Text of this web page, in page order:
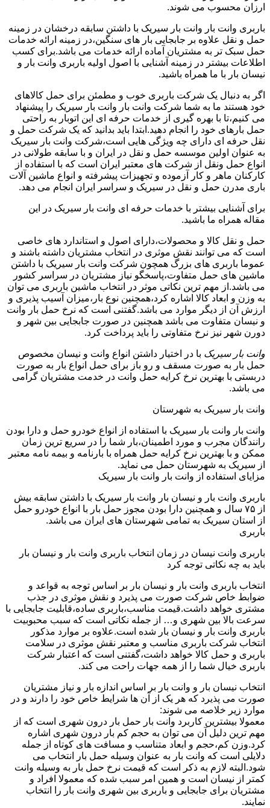
ارزان محسوب می شوند.
باربری وانت بار وانت بار سیریک با داشتن سابقه درخشان در زمینه
حمل و نقل علاوه بر جابجایی بار های سنگین،در زمینه ارائه خدمات
حمل سبک تر به مشتریان آماده ارائه خدمات می باشد.برای کسب
اطلاعات بیشتر در زمینه آشنایی با اصول اولیه باربری وانت بار و
نیسان بار با ما همراه باشید.
اگر به دنبال یک شرکت باربری خوب و مطمئن برای حمل کالاهای
خود هستند ما به شما شرکت وانت بار وانت بار سیریک را پیشنهاد
می کنیم،تا با بهره گیری از خدمات حرفه ای این اتوبار به راحتی
حمل بارهای خود را انجام دهید.ابتدا باید بدانید که یک شرکت حمل و
نقل حرفه ای دارای چه ویژگی هایی است،شرکت وانت بار سیریک
به عنوان اولین موسسه حمل و نقل در ایران و با سابقه طولانی در
انواع حمل ونقل از شرکت های معتبر ایران است که با استفاده از
کارکنان ماهر و کار آزموده و تجهیزات پیشرفته و انواع ماشین آلات
باری مدرن حمل و نقل در سیریک و سراسر ایران انجام می دهد.
برای آشنایی بیشتر با خدمات حرفه ای وانت بار سیریک در این
مقاله همراه ما باشید.
حمل و نقل کالا و محصولات،دارای اصول و استاندارد های خاصی
است که می توانند نقش موثری در انتخاب مشتریان داشته باشند و
عموما باربری های بزرگ همچون شرکت وانت بار سیریک با داشتن
ماشین های حمل متفاوت،پاسخگو نیاز مشتریان در سراسر کشور
می باشد.از مهم ترین نکاتی موثر در انتخاب ماشین باربری می توان
به وزن و ابعاد کالا اشاره کرد،همچنین نوع بار،میزان آسیب پذیری و
ارزش آن از دیگر موارد می باشد.گفتنی است که نرخ حمل بار وانت
و نیسان متفاوت می باشد همچنین در صورت جابجایی بین شهر و
دورن شهر نیز نرخ متفاوتی را باید پرداخت کرد.
وانت بار سیریک با در اختیار داشتن انواع وانت و نیسان مخصوص
حمل بار به صورت مسقف و رو باز برای حمل انواع بار به صورت
دربستی با بهترین نرخ کرایه حمل وانت در خدمت مشتریان گرامی
می باشد.
وانت بار سیریک به شهرستان
وانت بار وانت بار سیریک با استفاده از انواع خودرو حمل و دارا بودن
رانندگان مجرب و مورد اطمینان،بار شما را در سریع ترین زمان
ممکن و با بهترین نرخ کرایه حمل همراه با بارنامه و بیمه نامه معتبر
از سیریک به شهرستان حمل می نماید.
مزایای استفاده از وانت بار وانت بار سیریک
باربری وانت بار و نیسان بار وانت بار سیریک با داشتن سابقه بیش
از ۷۵ سال و همچنین دارا بودن مجوز حمل بار با انواع خودرو حمل
از استان سیریک به تمامی شهرستان های ایران می باشد.
باربری
باربری وانت نیسان در زمان انتخاب باربری وانت بار و نیسان بار
باید به چه نکاتی توجه کرد
انتخاب باربری وانت بار و نیسان بار بر اساس توجه به قواعد و
ضوابط خاص شرکت صورت می پذیرد و نقش موثری در جذب
مشتری خواهد داشت.قیمت مناسب،باربری ساده،قابلیت جابجایی با
سرعت بالا بین شهری و… از جمله نکاتی است که سبب محبوبیت
باربری وانت بار و نیسان بار شده است.علاوه بر موارد مذکور
انتخاب شرکت باربری مناسب و معتبر نقش موثری در سلامت
باربری و حمل کالا خواهد داشت،گفتنی است که اعتبار شرکت
باربری خیال شما را از همه جهات راحت می کند.
انتخاب نیسان بار و وانت بار بر اساس اندازه بار و نیاز مشتریان
صورت می پذیرد که هر یک از آن ها شرایط خاص خود را دارند و در
موارد زیر خلاصه می شوند:
معمولا بیشترین کاربرد وانت بار حمل بار درون شهری است که از
مهم ترین دلیل آن می توان به حجم کم بار درون شهری اشاره
کرد.وزن کم،حجم و ابعاد متناسب و مسافت های کوتاه از جمله
دلایلی است که وانت بار به عنوان وسیله حمل بار انتخاب می
شود.البته لازم به ذکر است که قیمت نرخ حمل بار به وسیله وانت
کمتر از نیسان است و همین امر سبب شده که معمولا افراد و
مشتریان برای جابجایی و باربری بین شهری وانت بار را انتخاب
نمایند.